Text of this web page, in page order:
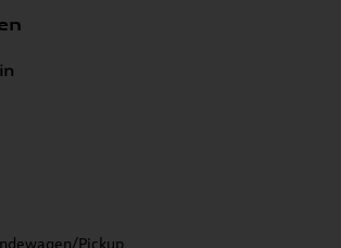
Pickup